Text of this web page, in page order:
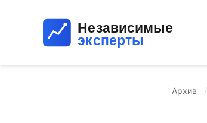
Архив